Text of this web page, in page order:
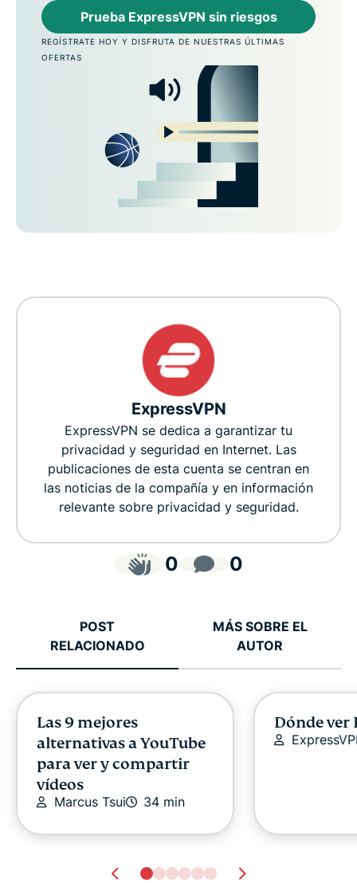
Prueba ExpressVPN sin riesgos
REGÍSTRATE HOY Y DISFRUTA DE NUESTRAS ÚLTIMAS
OFERTAS
ExpressVPN
ExpressVPN se dedica a garantizar tu
privacidad y seguridad en Internet. Las
publicaciones de esta cuenta se centran en
las noticias de la compañía y en información
relevante sobre privacidad y seguridad.
0 0
POST
RELACIONADO
MÁS SOBRE EL
AUTOR
Las 9 mejores
alternativas a YouTube
para ver y compartir
vídeos
Marcus Tsui 34 min
Dónde ver